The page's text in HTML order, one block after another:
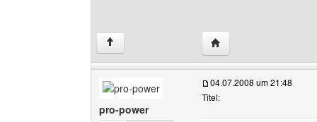
↑ Website dieses
pro-power
04.07.2008 um 21:48
Titel: